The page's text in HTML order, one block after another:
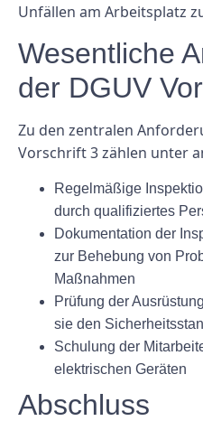
Unfällen am Arbeitsplatz
Wesentliche
der DGUV
Zu den zentralen
Vorschrift 3 zählen unter
Regelmäßige
durch qualifiziertes
Dokumentation der
zur Behebung von
Maßnahmen
Prüfung der
sie den
Schulung der
elektrischen Geräten
Abschluss